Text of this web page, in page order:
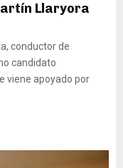
Llaryora
conductor de
candidato
viene apoyado por